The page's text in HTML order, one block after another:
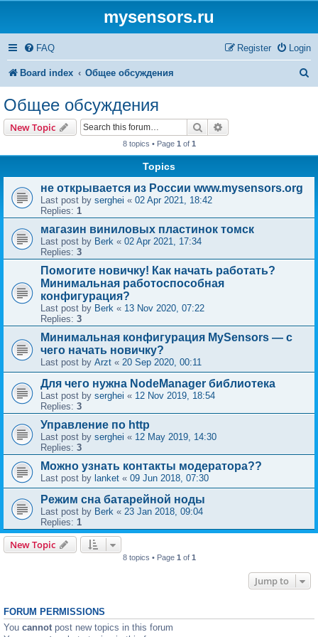
mysensors.ru
FAQ Login
Register
Board index Общее обсуждения
c
h
Общее обсуждения
New Topic Search
8 topics • Page 1 of 1
Topics
не открывается из России www.mysensors.org
Last post by serghei « 02 Apr 2021, 18:42
Replies: 1
магазин виниловых пластинок томск
Last post by Berk « 02 Apr 2021, 17:34
Replies: 3
Помогите новичку! Как начать работать?
Минимальная работоспособная
конфигурация?
Last post by Berk « 13 Nov 2020, 07:22
Replies: 3
Минимальная конфигурация MySensors — с
чего начать новичку?
Last post by Arzt « 20 Sep 2020, 00:11
Для чего нужна NodeManager библиотека
Last post by serghei « 12 Nov 2019, 18:54
Replies: 3
Управление по http
Last post by serghei « 12 May 2019, 14:30
Replies: 3
Можно узнать контакты модератора??
Last post by lanket « 09 Jun 2018, 07:30
Режим сна батарейной ноды
Last post by Berk « 23 Jan 2018, 09:04
Replies: 1
New Topic
8 topics • Page 1 of 1
Jump to
FORUM PERMISSIONS
You cannot post new topics in this forum